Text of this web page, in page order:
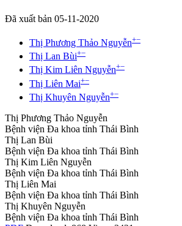
Đã xuất bản 05-11-2020
Thị Phương Thảo Nguyễn+−
Thị Lan Bùi+−
Thị Kim Liên Nguyễn+−
Thị Liên Mai+−
Thị Khuyên Nguyễn+−
Thị Phương Thảo Nguyễn
Bệnh viện Đa khoa tỉnh Thái Bình
Thị Lan Bùi
Bệnh viện Đa khoa tỉnh Thái Bình
Thị Kim Liên Nguyễn
Bệnh viện Đa khoa tỉnh Thái Bình
Thị Liên Mai
Bệnh viện Đa khoa tỉnh Thái Bình
Thị Khuyên Nguyễn
Bệnh viện Đa khoa tỉnh Thái Bình